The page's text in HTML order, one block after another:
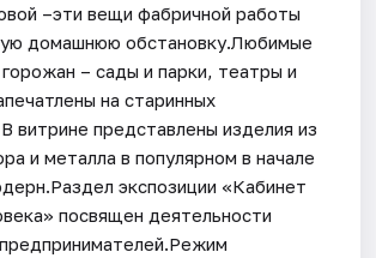
–эти вещи фабричной работы
домашнюю обстановку.Любимые
– сады и парки, театры и
на старинных
витрине представлены изделия из
и металла в популярном в начале
экспозиции «Кабинет
посвящен деятельности